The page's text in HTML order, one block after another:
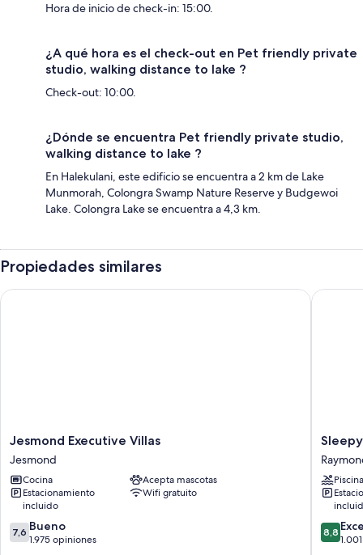
Hora de inicio de check-in: 15:00.
¿A qué hora es el check-out en Pet friendly private
studio, walking distance to lake ?
Check-out: 10:00.
¿Dónde se encuentra Pet friendly private studio,
walking distance to lake ?
En Halekulani, este edificio se encuentra a 2 km de Lake
Munmorah, Colongra Swamp Nature Reserve y Budgewoi
Lake. Colongra Lake se encuentra a 4,3 km.
Propiedades similares
Jesmond
Executive
Villas
Jesmond
Jesmond Executive Villas
Jesmond
Cocina
Acepta mascotas
Estacionamiento
incluido
Wifi gratuito
7.6
de
7,6 Bueno
1.975 opiniones
Jesmond Executive Villas
Sleepy
Hill
Motor
Inn
Terrace
Piscina
8.8
de
8,8
Sleepy